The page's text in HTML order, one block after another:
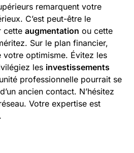
remarquent votre
C’est peut-être le
cette augmentation ou cette
Sur le plan financier,
votre optimisme. Évitez les
les investissements
professionnelle pourrait se
ancien contact. N’hésitez
Votre expertise est